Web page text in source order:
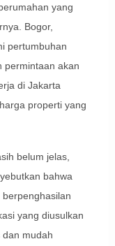
yang
Bogor,
pertumbuhan
permintaan akan
di Jakarta
properti yang
belum jelas,
bahwa
yang diusulkan
mudah